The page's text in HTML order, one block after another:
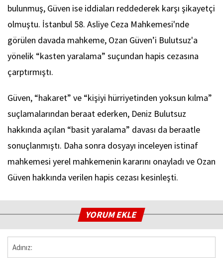
bulunmuş, Güven ise iddiaları reddederek karşı şikayetçi
olmuştu. İstanbul 58. Asliye Ceza Mahkemesi'nde
görülen davada mahkeme, Ozan Güven’i Bulutsuz'a
yönelik “kasten yaralama” suçundan hapis cezasına
çarptırmıştı.
Güven, “hakaret” ve “kişiyi hürriyetinden yoksun kılma”
suçlamalarından beraat ederken, Deniz Bulutsuz
hakkında açılan “basit yaralama” davası da beraatle
sonuçlanmıştı. Daha sonra dosyayı inceleyen istinaf
mahkemesi yerel mahkemenin kararını onayladı ve Ozan
Güven hakkında verilen hapis cezası kesinleşti.
YORUM EKLE